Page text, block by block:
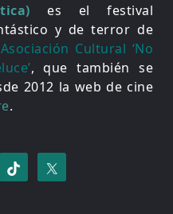
es el festival
y de terror de
Asociación Cultural ‘No
, que también se
2012 la web de cine
.